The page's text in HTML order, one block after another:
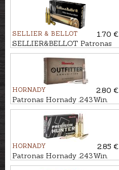
SELLIER & BELLOT
1.70 €
SELLIER&BELLOT Patronas
.243Win. FMJ 5,2g
HORNADY
2.80 €
Patronas Hornady .243Win.
Outfitter CX 5,2g - Bezsvina
HORNADY
2.85 €
Patronas Hornady .243Win.
ELD-X 5,8g Precision Hunter